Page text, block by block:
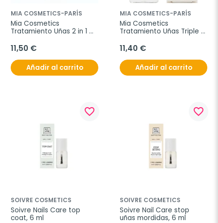
MIA COSMETICS-PARÍS
Mia Cosmetics
Tratamiento Uñas 2 in 1
11,50 €
Añadir al carrito
MIA COSMETICS-PARÍS
Mia Cosmetics
Tratamiento Uñas Triple
11,40 €
Añadir al carrito
favorite_border
SOIVRE COSMETICS
Soivre Nails Care top
coat, 6 ml
favorite_border
SOIVRE COSMETICS
Soivre Nail Care stop
uñas mordidas, 6 ml